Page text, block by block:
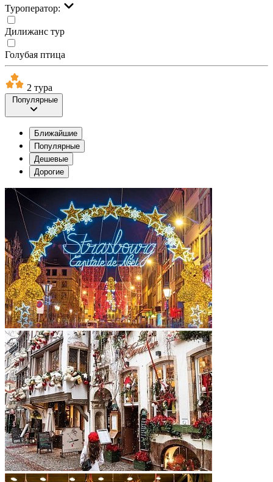
Туроператор:
Дилижанс тур
Голубая птица
2 тура
Популярные
Ближайшие
Популярные
Дешевые
Дорогие